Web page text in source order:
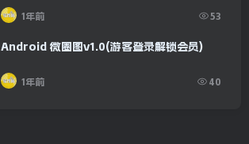
1年前 53
Android 微圈图v1.0(游客登录解锁会员)
1年前 40